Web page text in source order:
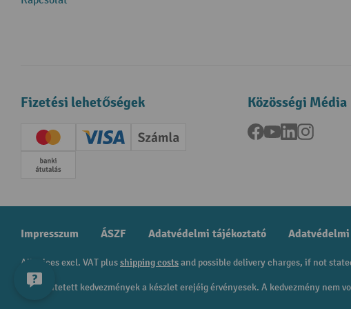
Fizetési lehetőségek
Creditcard (Master)Creditcard (Visa)
Számla
Előrefizetés
Közösségi Média
Facebook
YouTubeLinkedIn
Impresszum ÁSZF Adatvédelmi tájékoztató
All prices excl. VAT plusshipping costsand possible delivery charges, if not
A feltüntetett kedvezmények a készlet erejéig érvényesek. A kedvezmény nem